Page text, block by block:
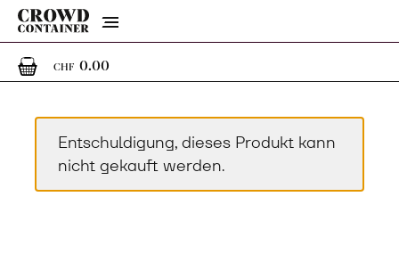
Menu
CHF 0.000 Artikel im Warenkorb
Entschuldigung, dieses Produkt kann
nicht gekauft werden.